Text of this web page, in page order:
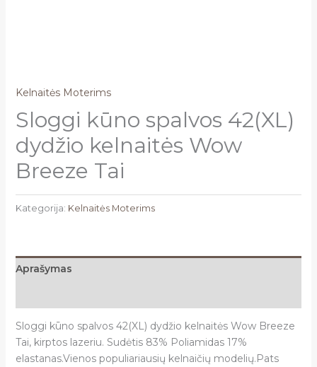
Kelnaitės Moterims
Sloggi kūno spalvos 42(XL)
dydžio kelnaitės Wow
Breeze Tai
Kategorija: Kelnaitės Moterims
Aprašymas
Sloggi kūno spalvos 42(XL) dydžio kelnaitės Wow Breeze
Tai, kirptos lazeriu. Sudėtis 83% Poliamidas 17%
elastanas.Vienos populiariausių kelnaičių modelių.Pats